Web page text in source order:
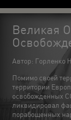
Великая
Автор: Горленко
Помимо своей
территории
освобожденных
ликвидировал
порабощенных